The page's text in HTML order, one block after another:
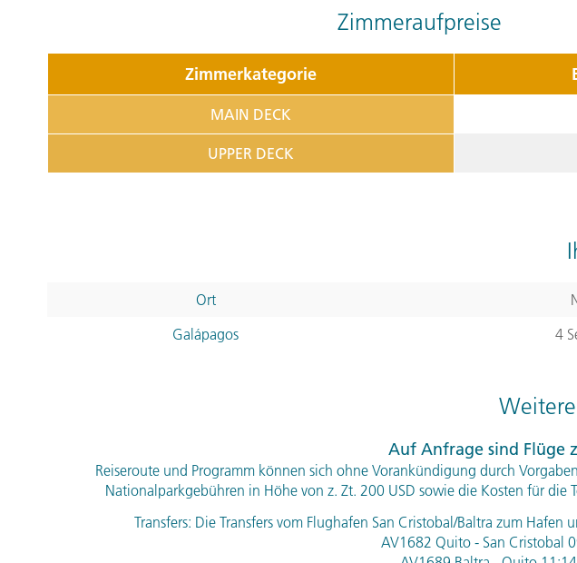
Zimmeraufpreise
Zimmerkategorie
MAIN DECK
UPPER DECK
Ort
Galápagos
4
Auf Anfrage sind Flüge
Reiseroute und Programm können sich ohne Vorankündigung durch
Nationalparkgebühren in Höhe von z. Zt. 200 USD sowie die Kosten für die
Transfers: Die Transfers vom Flughafen San Cristobal/Baltra zum
AV1682 Quito - San Cristobal